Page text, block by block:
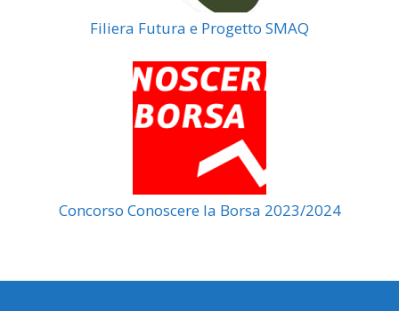
Filiera Futura e Progetto SMAQ
Concorso Conoscere la Borsa 2023/2024